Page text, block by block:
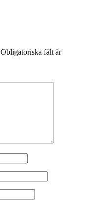
Obligatoriska fält är